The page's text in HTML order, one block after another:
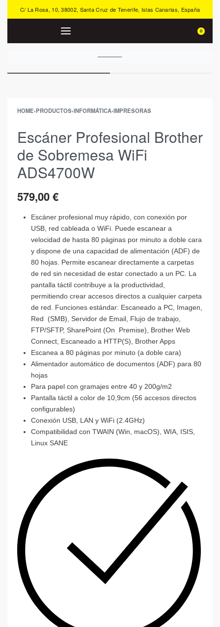
C/ La Rosa, 10, 38002, Santa Cruz de Tenerife, Islas Canarias, España
0
HOME›PRODUCTOS›INFORMÁTICA›IMPRESORAS
Escáner Profesional Brother
de Sobremesa WiFi
ADS4700W
579,00€
Escáner profesional muy rápido, con conexión por
USB, red cableada o WiFi. Puede escanear a
velocidad de hasta 80 páginas por minuto a doble cara
y dispone de una capacidad de alimentación (ADF) de
80 hojas. Permite escanear directamente a carpetas
de red sin necesidad de estar conectado a un PC. La
pantalla táctil contribuye a la productividad,
permitiendo crear accesos directos a cualquier carpeta
de red. Funciones estándar: Escaneado a PC, Imagen,
Red (SMB), Servidor de Email, Flujo de trabajo,
FTP/SFTP, SharePoint (On Premise), Brother Web
Connect, Escaneado a HTTP(S), Brother Apps
Escanea a 80 páginas por minuto (a doble cara)
Alimentador automático de documentos (ADF) para 80
hojas
Para papel con gramajes entre 40 y 200g/m2
Pantalla táctil a color de 10,9cm (56 accesos directos
configurables)
Conexión USB, LAN y WiFi (2.4GHz)
Compatibilidad con TWAIN (Win, macOS), WIA, ISIS,
Linux SANE